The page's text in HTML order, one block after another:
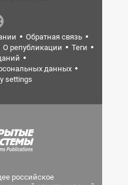
Обратная связь
О републикации
Теги
данных
settings
российское